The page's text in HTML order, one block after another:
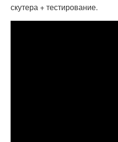
скутера + тестирование.